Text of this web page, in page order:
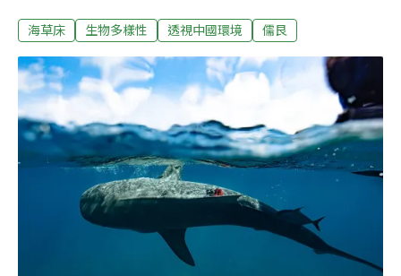
存續的能力，很大可能在不久的將來徹底滅絕。儒艮是目
溫、熱帶至少37個國家的淺水區域，主要以海草為食。 據
澳洲庫克大學榮譽教授、儒艮生態研究資深專家瑪律什
（Helene Marsh）介紹，全球大約還有10萬隻儒艮。 但
因為在許多國家海域的種群前景不樂觀或不明確，世界自
然保護聯盟（IUCN）的紅色名錄中將其評為「易危」物種
（vulnerable）。 在模里西斯、台灣和日本沖繩等海域已
經發生儒艮區域種群的滅絕，並且還可能蔓延。
海草床 生物多樣性 透視中國環境 儒艮